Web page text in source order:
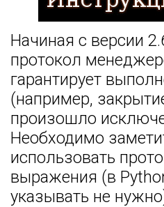
Начиная с версии
протокол
гарантирует
(например,
произошло
Необходимо
использовать
выражения (в
указывать не